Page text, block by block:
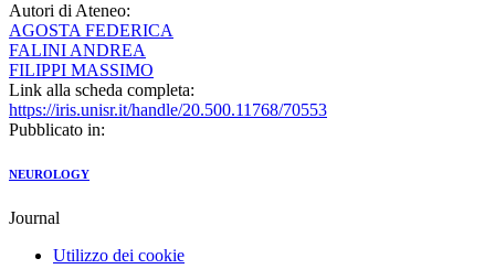
Autori di Ateneo:
AGOSTA FEDERICA
FALINI ANDREA
FILIPPI MASSIMO
Link alla scheda completa:
https://iris.unisr.it/handle/20.500.11768/70553
Pubblicato in:
NEUROLOGY
Journal
Utilizzo dei cookie